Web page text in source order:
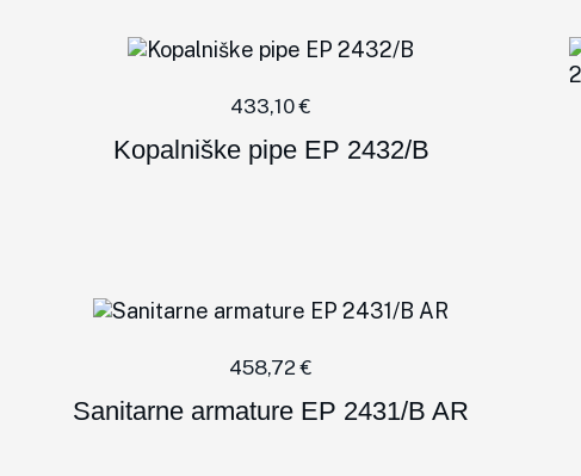
433,10€
Kopalniške pipe EP 2432/B
458,72€
Sanitarne armature EP 2431/B AR